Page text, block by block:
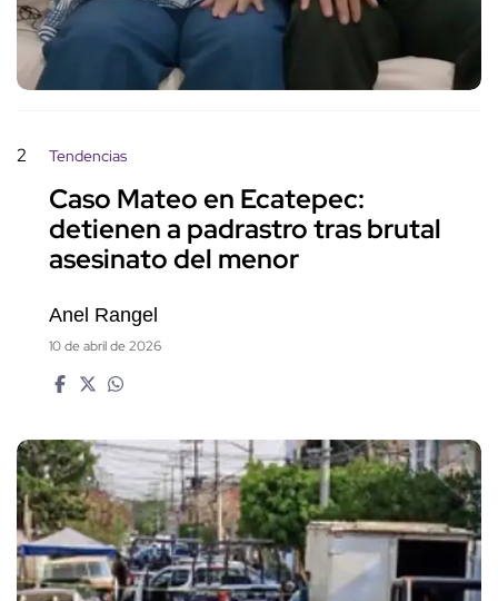
2 Tendencias
Caso Mateo en Ecatepec:
detienen a padrastro tras brutal
asesinato del menor
Anel Rangel
10 de abril de 2026